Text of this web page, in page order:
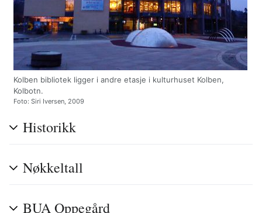
Kolben bibliotek ligger i andre etasje i kulturhuset Kolben,
Kolbotn.
Foto: Siri Iversen, 2009
Historikk
Nøkkeltall
BUA Oppegård